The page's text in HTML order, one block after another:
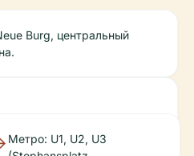
Burg, центральный
Метро: U1, U2, U3